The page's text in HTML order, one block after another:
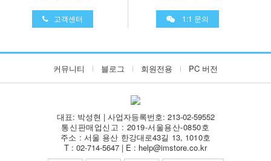
고객센터 1:1 문의
커뮤니티 블로그 회원전용 PC 버전
대표: 박성현 | 사업자등록번호: 213-02-59552
통신판매업신고 : 2019-서울용산-0850호
주소 : 서울 용산 한강대로43길 13, 1010호
T : 02-714-5647 | E : help@imstore.co.kr